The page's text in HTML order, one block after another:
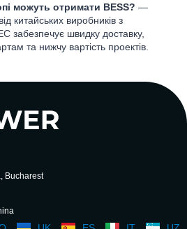
можуть отримати BESS? —
китайських виробників з
забезпечує швидку доставку,
та нижчу вартість проектів.
Bucharest